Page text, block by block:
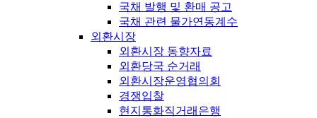
국채 발행 및 환매 공고
국채 관련 물가연동계수
외환시장
외환시장 동향자료
외환당국 순거래
외환시장운영협의회
경쟁입찰
현지통화직거래은행